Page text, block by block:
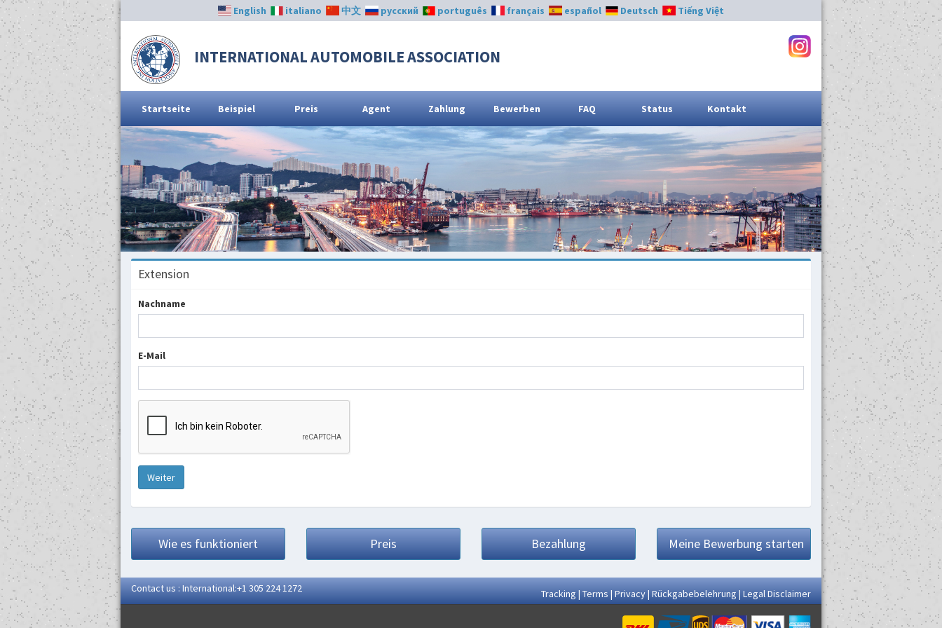
INTERNATIONAL AUTOMOBILE ASSOCIATION
English italiano 中文 русский português français español Deutsch Tiếng Việt
Startseite Beispiel Preis Agent Zahlung Bewerben FAQ Status Kontakt
Extension
Nachname
E-Mail
Weiter
Wie es funktioniert Preis Bezahlung Meine Bewerbung starten
Contact us : International:+1 305 224 1272 Tracking|Terms|Privacy|Rückgabebelehrung|Legal Disclaimer